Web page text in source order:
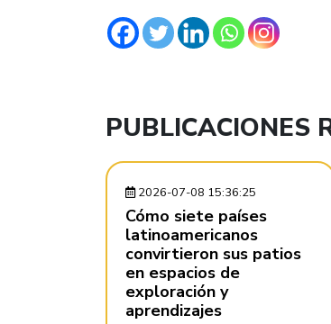
PUBLICACIONES
2026-07-08 15:36:25
Cómo siete países
latinoamericanos
convirtieron sus patios
en espacios de
exploración y
aprendizajes